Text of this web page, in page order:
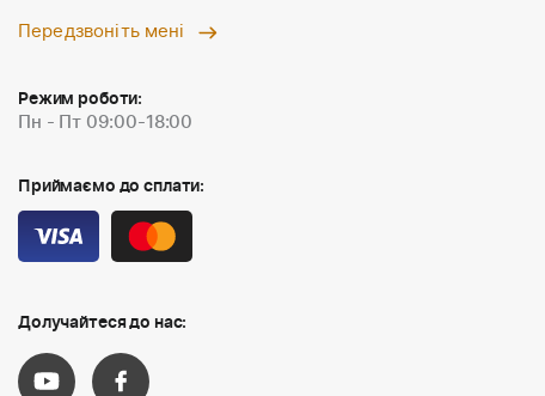
Передзвоніть мені
Режим роботи:
Пн - Пт 09:00-18:00
Приймаємо до сплати:
Долучайтеся до нас: